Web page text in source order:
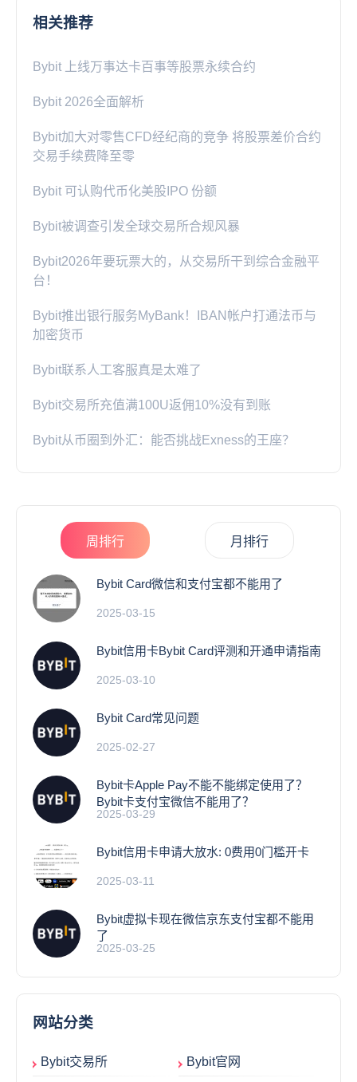
相关推荐
Bybit 上线万事达卡百事等股票永续合约
Bybit 2026全面解析
Bybit加大对零售CFD经纪商的竞争 将股票差价合约
交易手续费降至零
Bybit 可认购代币化美股IPO 份额
Bybit被调查引发全球交易所合规风暴
Bybit2026年要玩票大的，从交易所干到综合金融平
台！
Bybit推出银行服务MyBank！IBAN帐户打通法币与
加密货币
Bybit联系人工客服真是太难了
Bybit交易所充值满100U返佣10%没有到账
Bybit从币圈到外汇：能否挑战Exness的王座？
周排行 月排行
Bybit Card微信和支付宝都不能用了
2025-03-15
Bybit信用卡Bybit Card评测和开通申请指南
2025-03-10
Bybit Card常见问题
2025-02-27
Bybit卡Apple Pay不能不能绑定使用了？
Bybit卡支付宝微信不能用了？
2025-03-29
Bybit信用卡申请大放水: 0费用0门槛开卡
2025-03-11
Bybit虚拟卡现在微信京东支付宝都不能用
了
2025-03-25
网站分类
Bybit交易所 Bybit官网